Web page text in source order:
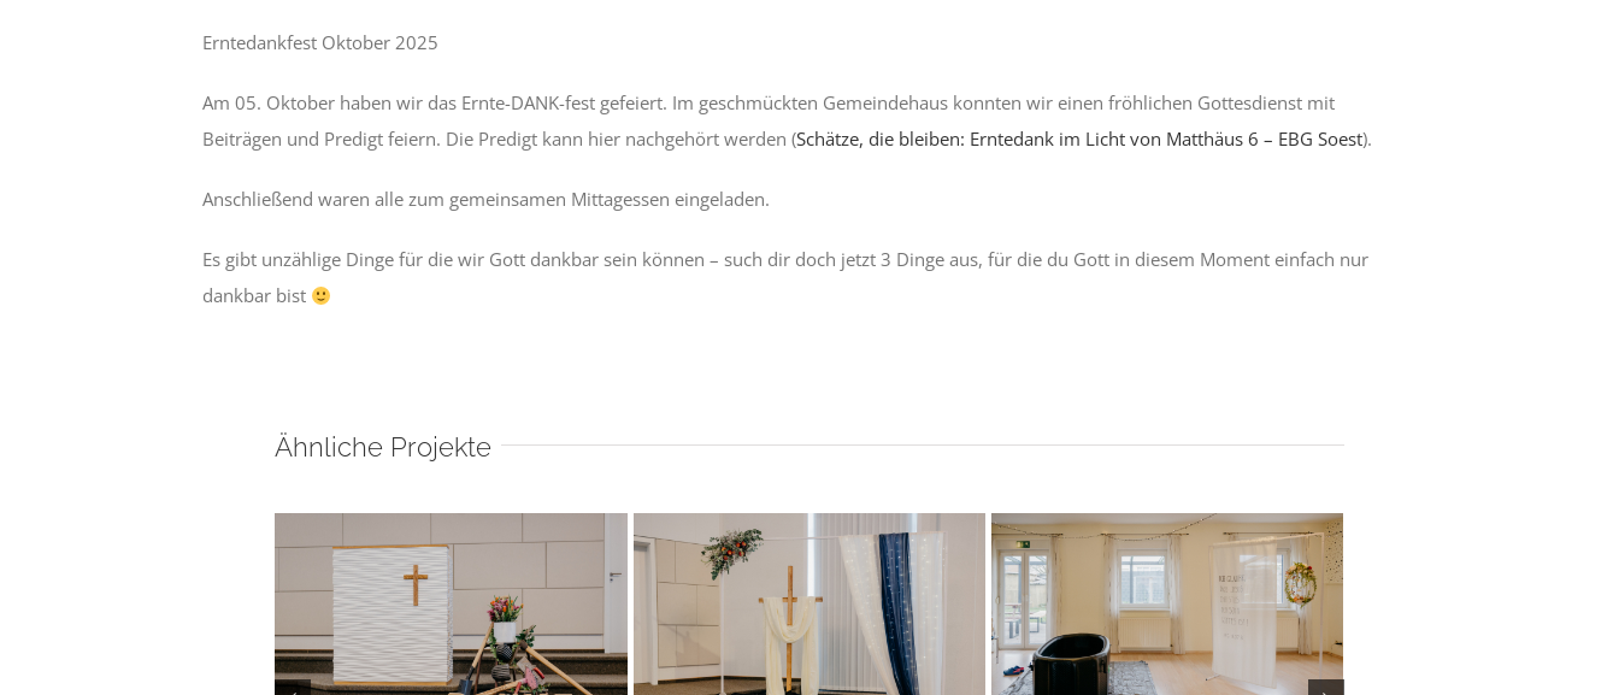
Erntedankfest Oktober 2025
Am 05. Oktober haben wir das Ernte-DANK-fest gefeiert. Im geschmückten Gemeindehaus konnten wir einen fröhlichen Gottesdienst mit
Beiträgen und Predigt feiern. Die Predigt kann hier nachgehört werden (Schätze, die bleiben: Erntedank im Licht von Matthäus 6 – EBG Soest).
Anschließend waren alle zum gemeinsamen Mittagessen eingeladen.
Es gibt unzählige Dinge für die wir Gott dankbar sein können – such dir doch jetzt 3 Dinge aus, für die du Gott in diesem Moment einfach nur
dankbar bist
Ähnliche Projekte